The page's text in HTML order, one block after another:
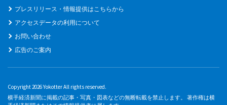
プレスリリース・情報提供はこちらから
アクセスデータの利用について
お問い合わせ
広告のご案内
Copyright 2026 Yokotter All rights reserved.
横手経済新聞に掲載の記事・写真・図表などの無断転載を禁止します。 著作権は横